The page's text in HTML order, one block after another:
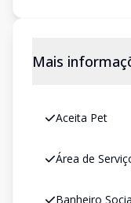
Mais
Aceita Pet
Área de
Banheiro